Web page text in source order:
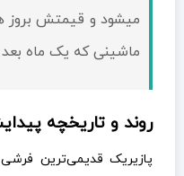
میشود و قيمتش بروز
ماشینی که یک ماه
روند و تاریخچه
پازیریک قدیمی‌ترین